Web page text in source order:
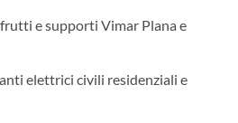
e supporti Vimar Plana e
elettrici civili residenziali e